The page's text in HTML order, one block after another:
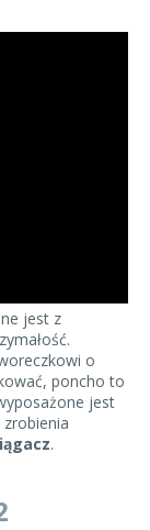
jest z
o
poncho to
jest
.